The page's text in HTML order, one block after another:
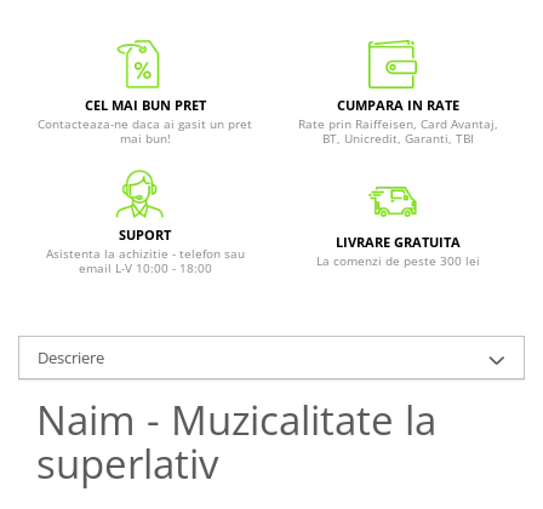
CEL MAI BUN PRET
Contacteaza-ne daca ai gasit un pret
mai bun!
CUMPARA IN RATE
Rate prin Raiffeisen, Card Avantaj,
BT, Unicredit, Garanti, TBI
SUPORT
Asistenta la achizitie - telefon sau
email L-V 10:00 - 18:00
LIVRARE GRATUITA
La comenzi de peste 300 lei
Descriere
Naim - Muzicalitate la
superlativ